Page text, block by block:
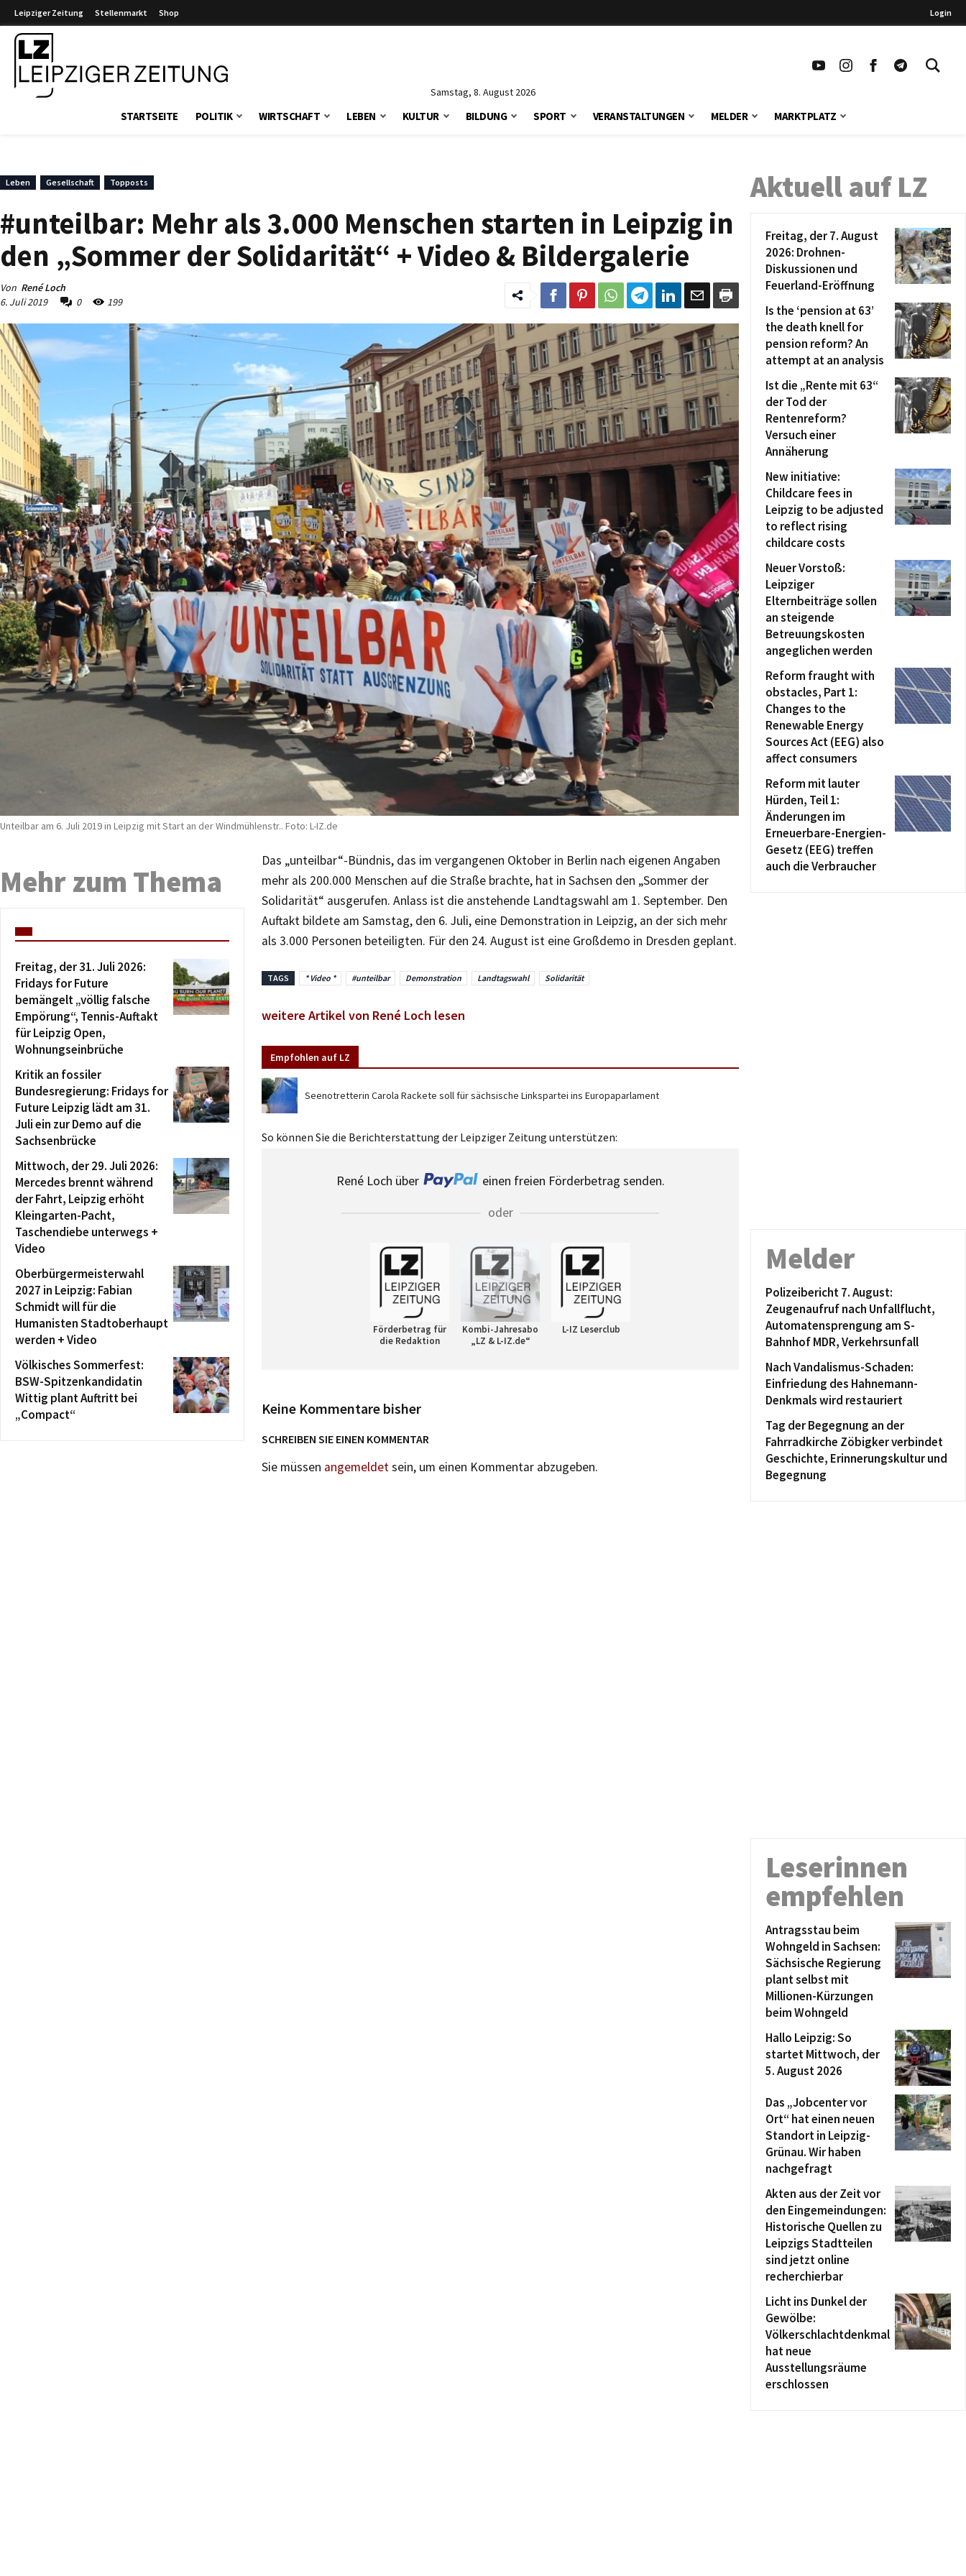
Leipziger Zeitung Stellenmarkt Shop Login
Samstag, 8. August 2026
STARTSEITE POLITIK WIRTSCHAFT LEBEN KULTUR BILDUNG SPORT VERANSTALTUNGEN MELDER MARKTPLATZ
Leben Gesellschaft Topposts
#unteilbar: Mehr als 3.000 Menschen starten in Leipzig in
den „Sommer der Solidarität“ + Video & Bildergalerie
Von René Loch
6. Juli 2019
0 199
Unteilbar am 6. Juli 2019 in Leipzig mit Start an der Windmühlenstr.. Foto: L-IZ.de
Das „unteilbar“-Bündnis, das im vergangenen Oktober in Berlin nach eigenen Angaben
mehr als 200.000 Menschen auf die Straße brachte, hat in Sachsen den „Sommer der
Solidarität“ ausgerufen. Anlass ist die anstehende Landtagswahl am 1. September. Den
Auftakt bildete am Samstag, den 6. Juli, eine Demonstration in Leipzig, an der sich mehr
als 3.000 Personen beteiligten. Für den 24. August ist eine Großdemo in Dresden geplant.
TAGS * Video * #unteilbar Demonstration Landtagswahl Solidarität
weitere Artikel von René Loch lesen
Empfohlen auf LZ
Seenotretterin Carola Rackete soll für sächsische Linkspartei ins Europaparlament
So können Sie die Berichterstattung der Leipziger Zeitung unterstützen:
René Loch über
einen freien Förderbetrag senden.
oder
Förderbetrag für
die Redaktion
Kombi-Jahresabo
„LZ & L-IZ.de“
L-IZ Leserclub
Keine Kommentare bisher
SCHREIBEN SIE EINEN KOMMENTAR
Sie müssen angemeldetsein, um einen Kommentar abzugeben.
Mehr zum Thema
Freitag, der 31. Juli 2026:
Fridays for Future
bemängelt „völlig falsche
Empörung“, Tennis-Auftakt
für Leipzig Open,
Wohnungseinbrüche
Kritik an fossiler
Bundesregierung: Fridays for
Future Leipzig lädt am 31.
Juli ein zur Demo auf die
Sachsenbrücke
Mittwoch, der 29. Juli 2026:
Mercedes brennt während
der Fahrt, Leipzig erhöht
Kleingarten-Pacht,
Taschendiebe unterwegs +
Video
Oberbürgermeisterwahl
2027 in Leipzig: Fabian
Schmidt will für die
Humanisten Stadtoberhaupt
werden + Video
Völkisches Sommerfest:
BSW-Spitzenkandidatin
Wittig plant Auftritt bei
„Compact“
Aktuell auf LZ
Freitag, der 7. August
2026: Drohnen-
Diskussionen und
Feuerland-Eröffnung
Is the ‘pension at 63’
the death knell for
pension reform? An
attempt at an analysis
Ist die „Rente mit 63“
der Tod der
Rentenreform?
Versuch einer
Annäherung
New initiative:
Childcare fees in
Leipzig to be adjusted
to reflect rising
childcare costs
Neuer Vorstoß:
Leipziger
Elternbeiträge sollen
an steigende
Betreuungskosten
angeglichen werden
Reform fraught with
obstacles, Part 1:
Changes to the
Renewable Energy
Sources Act (EEG) also
affect consumers
Reform mit lauter
Hürden, Teil 1:
Änderungen im
Erneuerbare-Energien-
Gesetz (EEG) treffen
auch die Verbraucher
Melder
Polizeibericht 7. August:
Zeugenaufruf nach Unfallflucht,
Automatensprengung am S-
Bahnhof MDR, Verkehrsunfall
Nach Vandalismus-Schaden:
Einfriedung des Hahnemann-
Denkmals wird restauriert
Tag der Begegnung an der
Fahrradkirche Zöbigker verbindet
Geschichte, Erinnerungskultur und
Begegnung
Leserinnen
empfehlen
Antragsstau beim
Wohngeld in Sachsen:
Sächsische Regierung
plant selbst mit
Millionen-Kürzungen
beim Wohngeld
Hallo Leipzig: So
startet Mittwoch, der
5. August 2026
Das „Jobcenter vor
Ort“ hat einen neuen
Standort in Leipzig-
Grünau. Wir haben
nachgefragt
Akten aus der Zeit vor
den Eingemeindungen:
Historische Quellen zu
Leipzigs Stadtteilen
sind jetzt online
recherchierbar
Licht ins Dunkel der
Gewölbe:
Völkerschlachtdenkmal
hat neue
Ausstellungsräume
erschlossen